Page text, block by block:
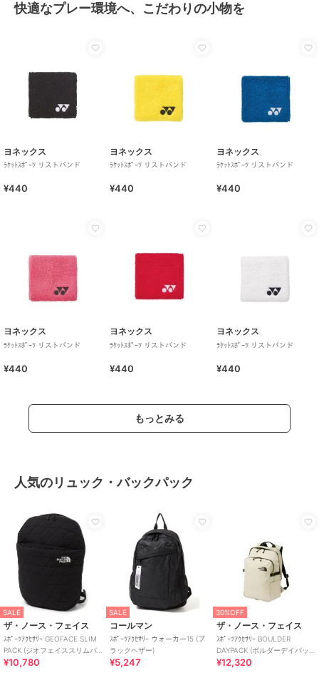
快適なプレー環境へ、こだわりの小物を
ヨネックス
ﾗｹｯﾄｽﾎﾟｰﾂ リストバンド
¥440
ヨネックス
ﾗｹｯﾄｽﾎﾟｰﾂ リストバンド
¥440
ヨネックス
ﾗｹｯﾄｽﾎﾟｰﾂ リストバンド
¥440
ヨネックス
ﾗｹｯﾄｽﾎﾟｰﾂ リストバンド
¥440
ヨネックス
ﾗｹｯﾄｽﾎﾟｰﾂ リストバンド
¥440
ヨネックス
ﾗｹｯﾄｽﾎﾟｰﾂ リストバンド
¥440
もっとみる
人気のリュック・バックパック
SALE
ザ・ノース・フェイス
ｽﾎﾟｰﾂｱｸｾｻﾘｰ GEOFACE SLIM
PACK (ジオフェイススリムパ
ック)
¥10,780
SALE
コールマン
ｽﾎﾟｰﾂｱｸｾｻﾘｰ ウォーカー15 (ブ
ラックヘザー)
¥5,247
30%OFF
ザ・ノース・フェイス
ｽﾎﾟｰﾂｱｸｾｻﾘｰ BOULDER
DAYPACK (ボルダーデイパッ
ク)
¥12,320